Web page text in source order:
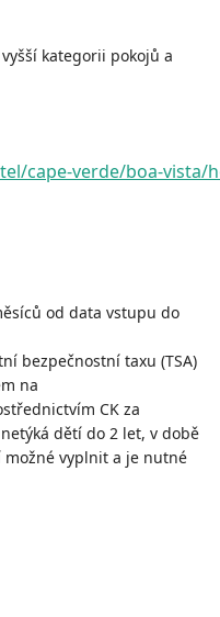
kategorii pokojů a
cape-verde/boa-vista/
od data vstupu do
bezpečnostní taxu (TSA)
na
CK za
dětí do 2 let, v době
vyplnit a je nutné